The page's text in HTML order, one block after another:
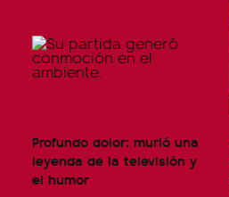
Profundo dolor: murió una
leyenda de la televisión y
el humor